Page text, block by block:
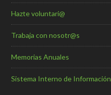
Hazte voluntari@
Trabaja con nosotr@s
Memorias Anuales
Sistema Interno de Información